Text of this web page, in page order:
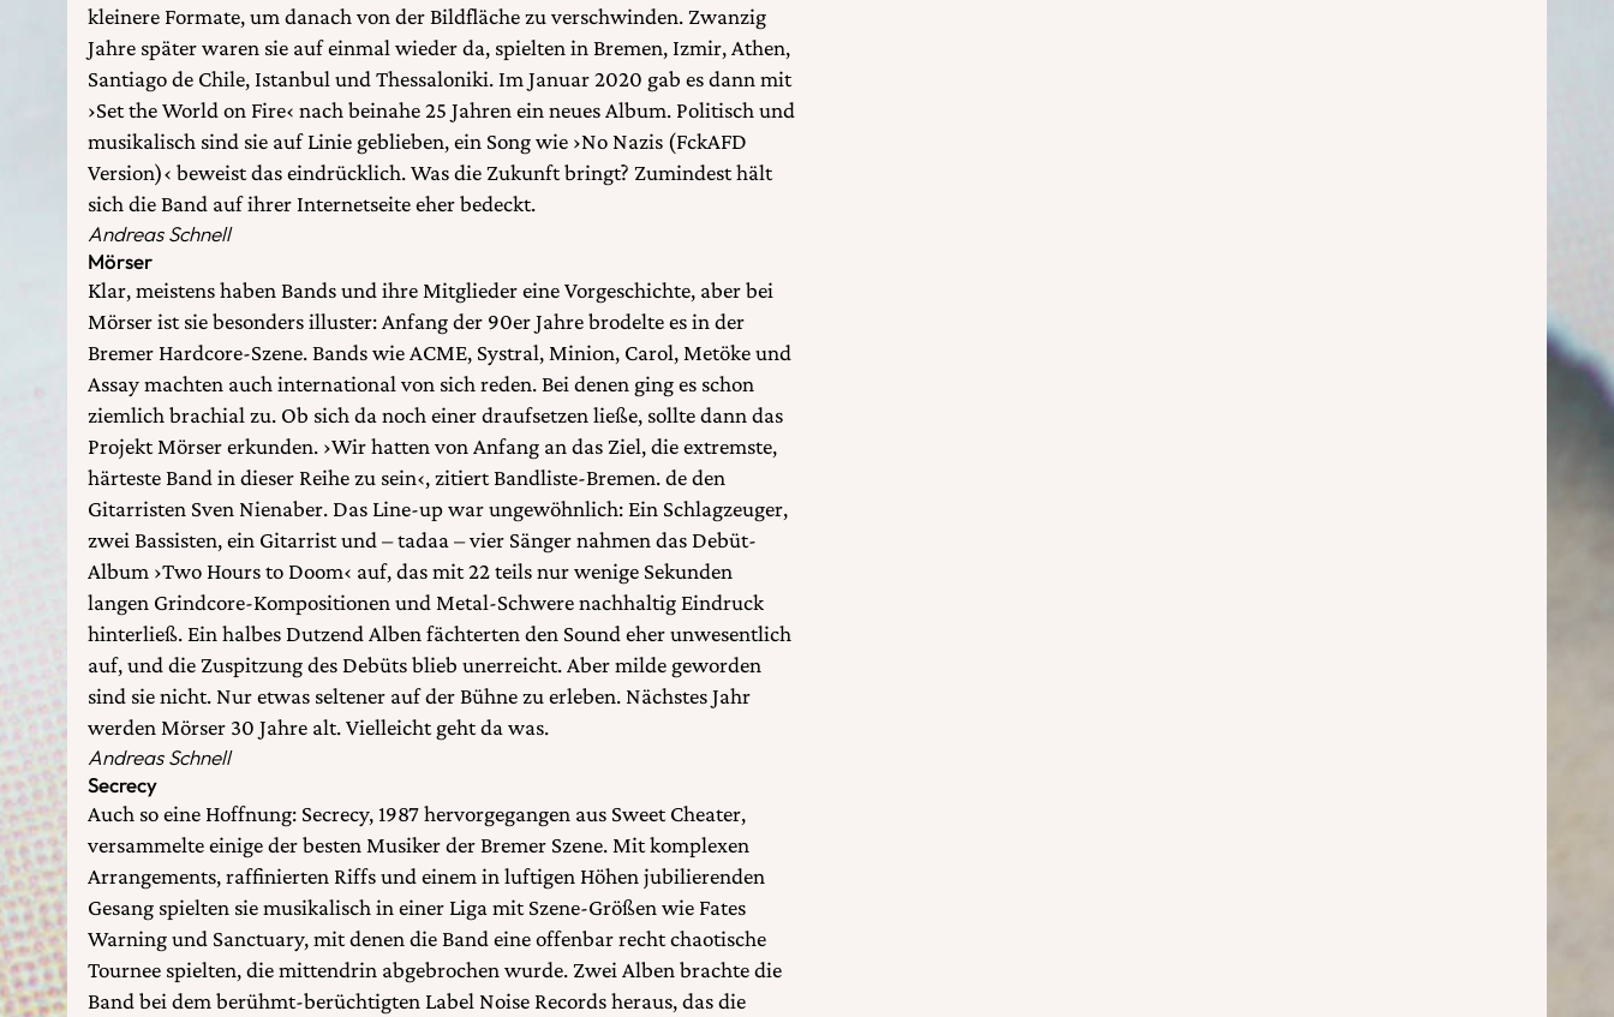
kleinere Formate, um danach von der Bildfläche zu verschwinden. Zwanzig
Jahre später waren sie auf einmal wieder da, spielten in Bremen, Izmir, Athen,
Santiago de Chile, Istanbul und Thessaloniki. Im Januar 2020 gab es dann mit
›Set the World on Fire‹ nach beinahe 25 Jahren ein neues Album. Politisch und
musikalisch sind sie auf Linie geblieben, ein Song wie ›No Nazis (FckAFD
Version)‹ beweist das eindrücklich. Was die Zukunft bringt? Zumindest hält
sich die Band auf ihrer Internetseite eher bedeckt.
Andreas Schnell
Mörser
Klar, meistens haben Bands und ihre Mitglieder eine Vorgeschichte, aber bei
Mörser ist sie besonders illuster: Anfang der 90er Jahre brodelte es in der
Bremer Hardcore-Szene. Bands wie ACME, Systral, Minion, Carol, Metöke und
Assay machten auch international von sich reden. Bei denen ging es schon
ziemlich brachial zu. Ob sich da noch einer draufsetzen ließe, sollte dann das
Projekt Mörser erkunden. ›Wir hatten von Anfang an das Ziel, die extremste,
härteste Band in dieser Reihe zu sein‹, zitiert Bandliste-Bremen. de den
Gitarristen Sven Nienaber. Das Line-up war ungewöhnlich: Ein Schlagzeuger,
zwei Bassisten, ein Gitarrist und – tadaa – vier Sänger nahmen das Debüt-
Album ›Two Hours to Doom‹ auf, das mit 22 teils nur wenige Sekunden
langen Grindcore-Kompositionen und Metal-Schwere nachhaltig Eindruck
hinterließ. Ein halbes Dutzend Alben fächterten den Sound eher unwesentlich
auf, und die Zuspitzung des Debüts blieb unerreicht. Aber milde geworden
sind sie nicht. Nur etwas seltener auf der Bühne zu erleben. Nächstes Jahr
werden Mörser 30 Jahre alt. Vielleicht geht da was.
Andreas Schnell
Secrecy
Auch so eine Hoffnung: Secrecy, 1987 hervorgegangen aus Sweet Cheater,
versammelte einige der besten Musiker der Bremer Szene. Mit komplexen
Arrangements, raffinierten Riffs und einem in luftigen Höhen jubilierenden
Gesang spielten sie musikalisch in einer Liga mit Szene-Größen wie Fates
Warning und Sanctuary, mit denen die Band eine offenbar recht chaotische
Tournee spielten, die mittendrin abgebrochen wurde. Zwei Alben brachte die
Band bei dem berühmt-berüchtigten Label Noise Records heraus, das die